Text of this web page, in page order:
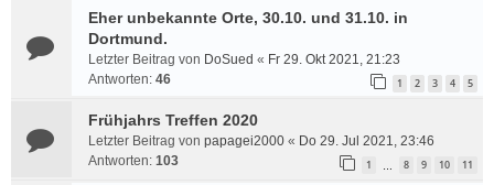
Eher unbekannte Orte, 30.10. und 31.10. in
Dortmund.
Letzter Beitrag von DoSued « Fr 29. Okt 2021, 21:23
Antworten: 46 1 2 3 4 5
Frühjahrs Treffen 2020
Letzter Beitrag von papagei2000 « Do 29. Jul 2021, 23:46
Antworten: 103 1 8 9 10 11